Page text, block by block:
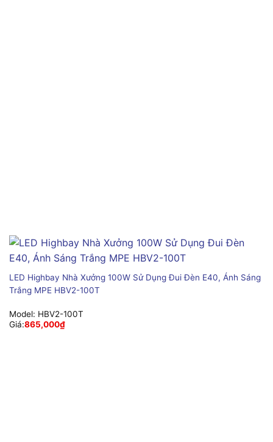
LED Highbay Nhà Xưởng 100W Sử Dụng Đui Đèn E40, Ánh Sáng
Trắng MPE HBV2-100T
Model: HBV2-100T
Giá:865,000₫